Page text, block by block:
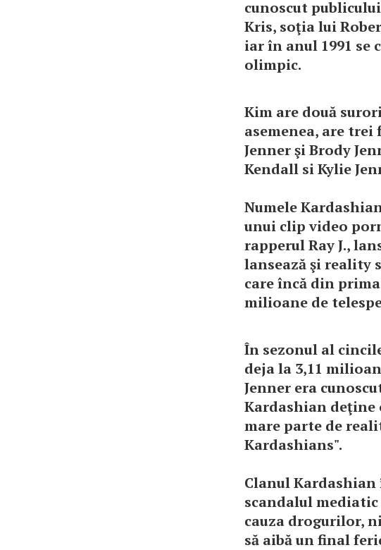
cunoscut
Kris, soţia lui
iar în anul 1991 se
olimpic.
Kim are două
asemenea, are
Jenner şi Brody
Kendall si Kylie
Numele
unui clip video
rapperul Ray J.,
lansează şi reality
care încă din
milioane de
În sezonul al
deja la 3,11
Jenner era
Kardashian deţine
mare parte de
Kardashians".
Clanul Kardashian
scandalul
cauza drogurilor,
să aibă un final